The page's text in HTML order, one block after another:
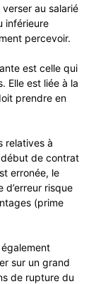
verser au salarié
inférieure
percevoir.
est celle qui
Elle est liée à la
prendre en
relatives à
début de contrat
erronée, le
risque
(prime
sur un grand
de rupture du